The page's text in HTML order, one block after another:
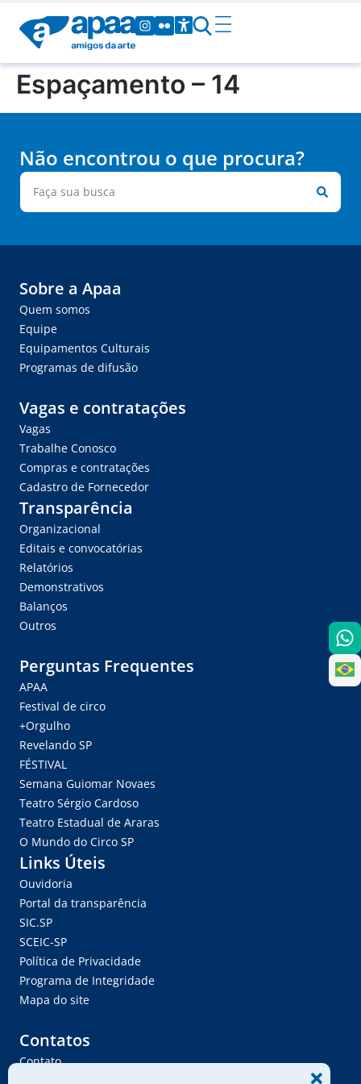
Espaçamento – 14
Não encontrou o que procura?
Sobre a Apaa
Quem somos
Equipe
Equipamentos Culturais
Programas de difusão
Vagas e contratações
Vagas
Trabalhe Conosco
Compras e contratações
Cadastro de Fornecedor
Transparência
Organizacional
Editais e convocatórias
Relatórios
Demonstrativos
Balanços
Outros
Perguntas Frequentes
APAA
Festival de circo
+Orgulho
Revelando SP
FÉSTIVAL
Semana Guiomar Novaes
Teatro Sérgio Cardoso
Teatro Estadual de Araras
O Mundo do Circo SP
Links Úteis
Ouvidoria
Portal da transparência
SIC.SP
SCEIC-SP
Política de Privacidade
Programa de Integridade
Mapa do site
Contatos
Contato